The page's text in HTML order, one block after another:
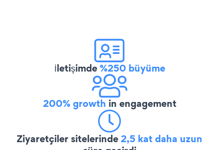
İletişimde%250 büyüme
200% growth in engagement
Ziyaretçiler sitelerinde2,5 kat daha uzun